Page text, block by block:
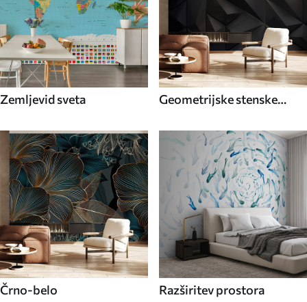
Zemljevid sveta
Geometrijske stenske
Črno-belo Razširitev prostora